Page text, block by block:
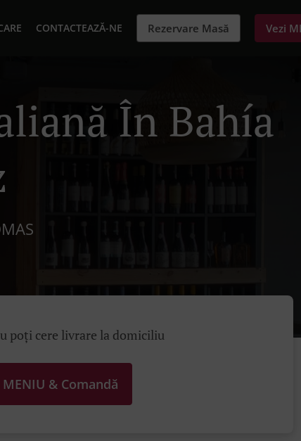
CONTACTEAZĂ-NE Rezervare Masă Vezi
În Bahía
poți cere livrare la domiciliu
MENIU & Comandă